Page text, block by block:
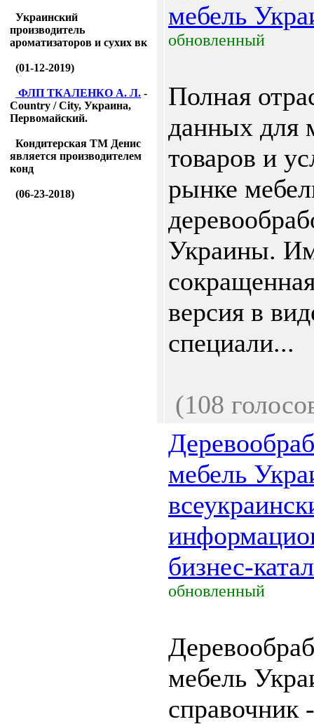
Украинский
производитель
ароматизаторов и сухих вк
(01-12-2019)
ФЛП ТКАЛЕНКО А. Л. -
Country / City, Украина,
Первомайский.
Кондитерская ТМ Денис
является производителем
конд
(06-23-2018)
мебель
обновленный
Полная
данных для
товаров и
рынке
Украины.
версия в
специали...
(108
мебель
бизнес-
обновленный
мебель
справочник